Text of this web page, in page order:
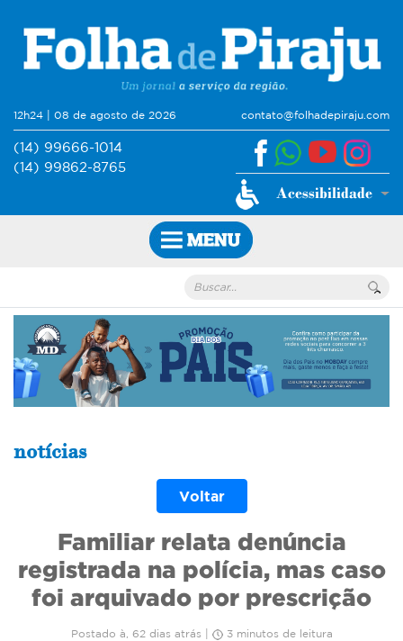
12h24 | 08 de agosto de 2026 contato@folhadepiraju.com
(14) 99666-1014
(14) 99862-8765
notícias
Voltar
Familiar relata denúncia
registrada na polícia, mas caso
foi arquivado por prescrição
Postado à, 62 dias atrás | 3 minutos de leitura